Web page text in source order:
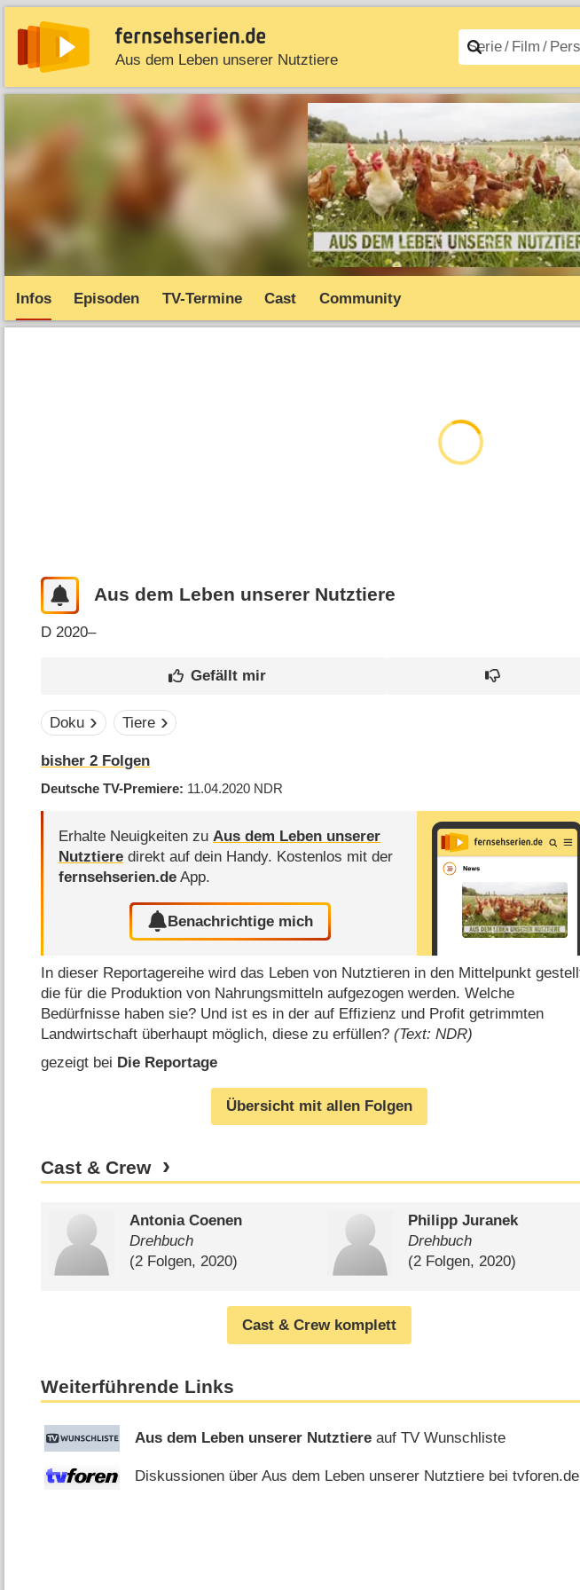
Aus dem Leben unserer Nutztiere
News Entdecken Streaming TV-Starts Filme A–Z
Infos Episoden TV-Termine Cast Community
Aus dem Leben unserer Nutztiere
D 2020–
Doku Tiere
bisher2 Folgen
Deutsche TV-Premiere 11.04.2020 NDR
Erhalte Neuigkeiten zuAus dem Leben unserer
Nutztiere direkt auf dein Handy. Kostenlos mit der
fernsehserien.de App.
Benachrichtige mich
In dieser Reportagereihe wird das Leben von Nutztieren in den Mittelpunkt
die für die Produktion von Nahrungsmitteln aufgezogen werden. Welche
Bedürfnisse haben sie? Und ist es in der auf Effizienz und Profit getrimmten
Landwirtschaft überhaupt möglich, diese zu erfüllen?(Text: NDR)
gezeigt bei Die Reportage
Übersicht mit allen Folgen
Cast & Crew
Antonia Coenen
Drehbuch
(2 Folgen, 2020)
Philipp Juranek
Drehbuch
(2 Folgen, 2020)
Cast & Crew komplett
Weiterführende Links
Aus dem Leben unserer Nutztiere auf TV Wunschliste
Diskussionen über Aus dem Leben unserer Nutztiere bei tvforen.de